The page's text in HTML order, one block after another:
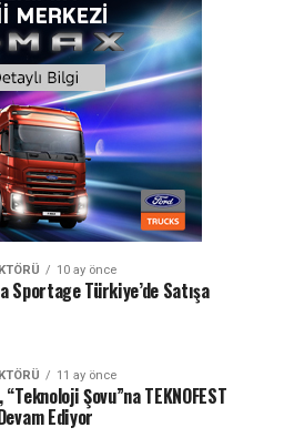
10 ay önce
Sportage Türkiye’de Satışa
11 ay önce
Şovu”na TEKNOFEST
Ediyor